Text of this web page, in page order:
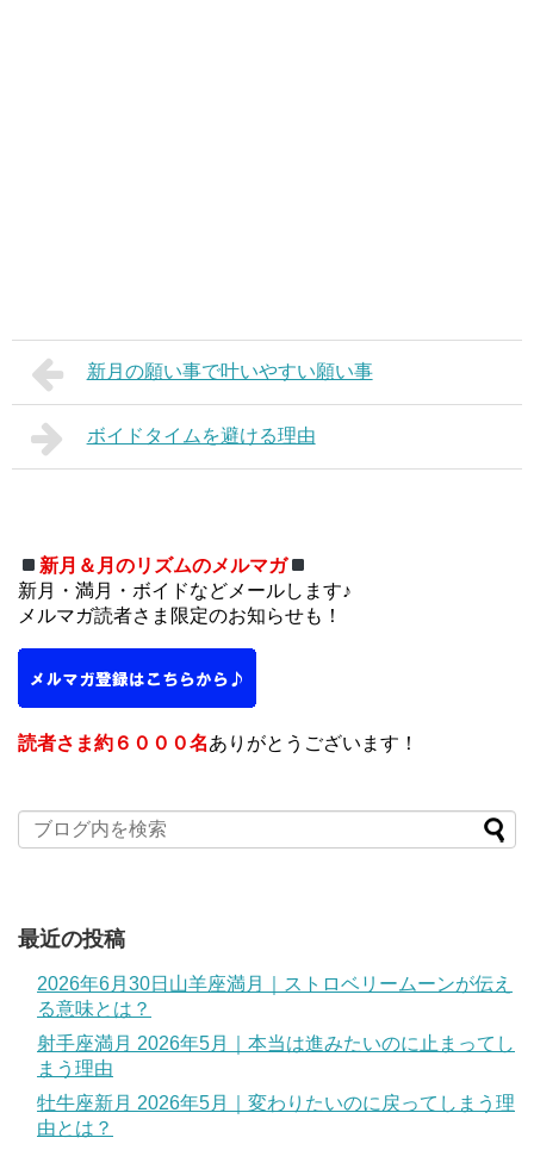
新月の願い事で叶いやすい願い事
ボイドタイムを避ける理由
新月＆月のリズムのメルマガ
新月・満月・ボイドなどメールします♪
メルマガ読者さま限定のお知らせも！
読者さま約６０００名ありがとうございます！
最近の投稿
2026年6月30日山羊座満月｜ストロベリームーンが伝え
る意味とは？
射手座満月 2026年5月｜本当は進みたいのに止まってし
まう理由
牡牛座新月 2026年5月｜変わりたいのに戻ってしまう理
由とは？